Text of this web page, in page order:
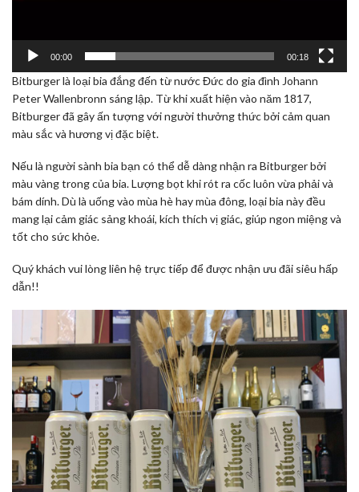
00:00 00:18
Bitburger là loại bia đắng đến từ nước Đức do gia đình Johann
Peter Wallenbronn sáng lập. Từ khi xuất hiện vào năm 1817,
Bitburger đã gây ấn tượng với người thưởng thức bởi cảm quan
màu sắc và hương vị đặc biệt.
Nếu là người sành bia bạn có thể dễ dàng nhận ra Bitburger bởi
màu vàng trong của bia. Lượng bọt khi rót ra cốc luôn vừa phải và
bám dính. Dù là uống vào mùa hè hay mùa đông, loại bia này đều
mang lại cảm giác sảng khoái, kích thích vị giác, giúp ngon miệng và
tốt cho sức khỏe.
Quý khách vui lòng liên hệ trực tiếp để được nhận ưu đãi siêu hấp
dẫn!!